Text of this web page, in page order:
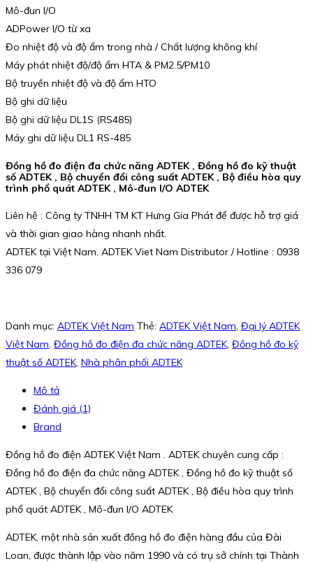
Mô-đun I/O
ADPower I/O từ xa
Đo nhiệt độ và độ ẩm trong nhà / Chất lượng không khí
Máy phát nhiệt độ/độ ẩm HTA & PM2.5/PM10
Bộ truyền nhiệt độ và độ ẩm HTO
Bộ ghi dữ liệu
Bộ ghi dữ liệu DL1S (RS485)
Máy ghi dữ liệu DL1 RS-485
Đồng hồ đo điện đa chức năng ADTEK , Đồng hồ đo kỹ thuật
số ADTEK , Bộ chuyển đổi công suất ADTEK , Bộ điều hòa quy
trình phổ quát ADTEK , Mô-đun I/O ADTEK
Liên hệ : Công ty TNHH TM KT Hưng Gia Phát để được hỗ trợ giá
và thời gian giao hàng nhanh nhất.
ADTEK tại Việt Nam. ADTEK Viet Nam Distributor / Hotline : 0938
336 079
Danh mục: ADTEK Việt Nam Thẻ: ADTEK Việt Nam, Đại lý ADTEK
Việt Nam, Đồng hồ đo điện đa chức năng ADTEK, Đồng hồ đo kỹ
thuật số ADTEK, Nhà phân phối ADTEK
Mô tả
Đánh giá (1)
Brand
Đồng hồ đo điện ADTEK Việt Nam . ADTEK chuyên cung cấp :
Đồng hồ đo điện đa chức năng ADTEK , Đồng hồ đo kỹ thuật số
ADTEK , Bộ chuyển đổi công suất ADTEK , Bộ điều hòa quy trình
phổ quát ADTEK , Mô-đun I/O ADTEK
ADTEK, một nhà sản xuất đồng hồ đo điện hàng đầu của Đài
Loan, được thành lập vào năm 1990 và có trụ sở chính tại Thành